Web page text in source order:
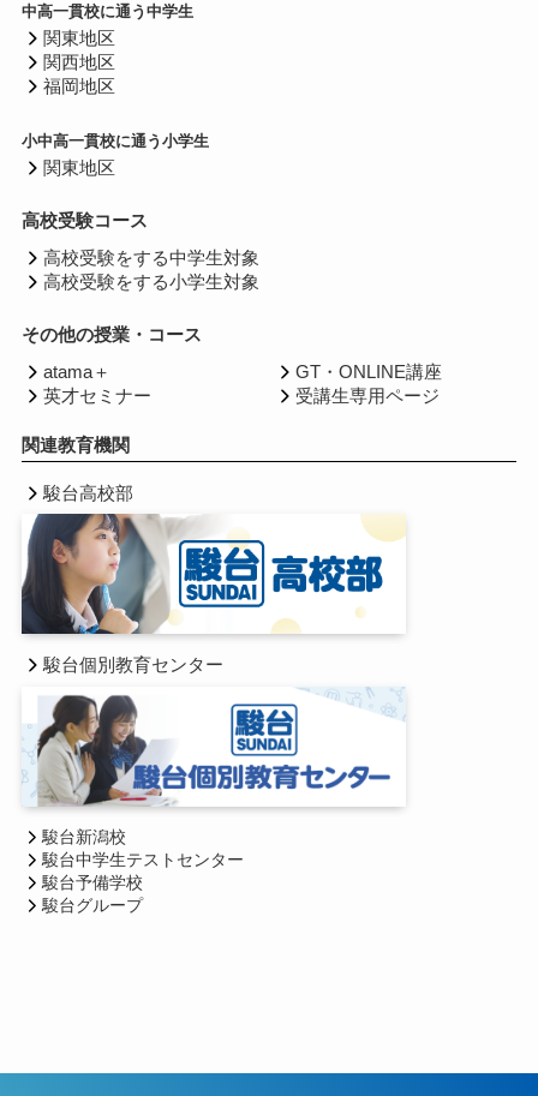
中高一貫校に通う中学生
関東地区
関西地区
福岡地区
小中高一貫校に通う小学生
関東地区
高校受験コース
高校受験をする中学生対象
高校受験をする小学生対象
その他の授業・コース
atama＋
英才セミナー
GT・ONLINE講座
受講生専用ページ
関連教育機関
駿台高校部
駿台個別教育センター
駿台新潟校
駿台中学生テストセンター
駿台予備学校
駿台グループ